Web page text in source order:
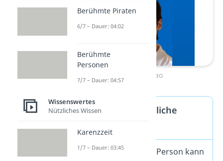
Terence Tao
Überdurchschnittliche
Intelligenz
Die Intelligenz einer Person kann
Berühmte Piraten
6/7 – Dauer: 04:02
Berühmte
Personen
7/7 – Dauer: 04:57
Wissenswertes
Nützliches Wissen
Karenzzeit
1/7 – Dauer: 03:45